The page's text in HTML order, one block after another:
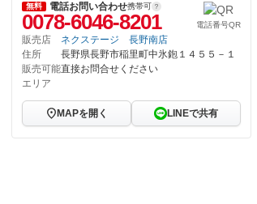
無料 電話お問い合わせ携帯可
0078-6046-8201 電話番号QR
販売店
ネクステージ 長野南店
住所
長野県長野市稲里町中氷鉋１４５５－１
販売可能
エリア
直接お問合せください
MAPを開く LINEで共有